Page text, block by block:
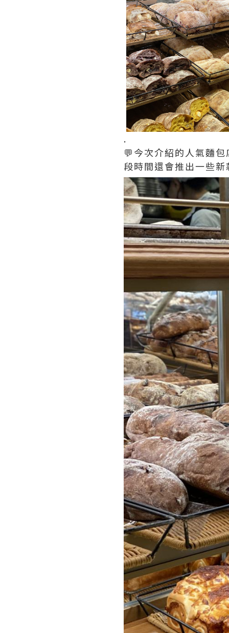
.
💬今次介紹的人氣麵
段時間還會推出一些